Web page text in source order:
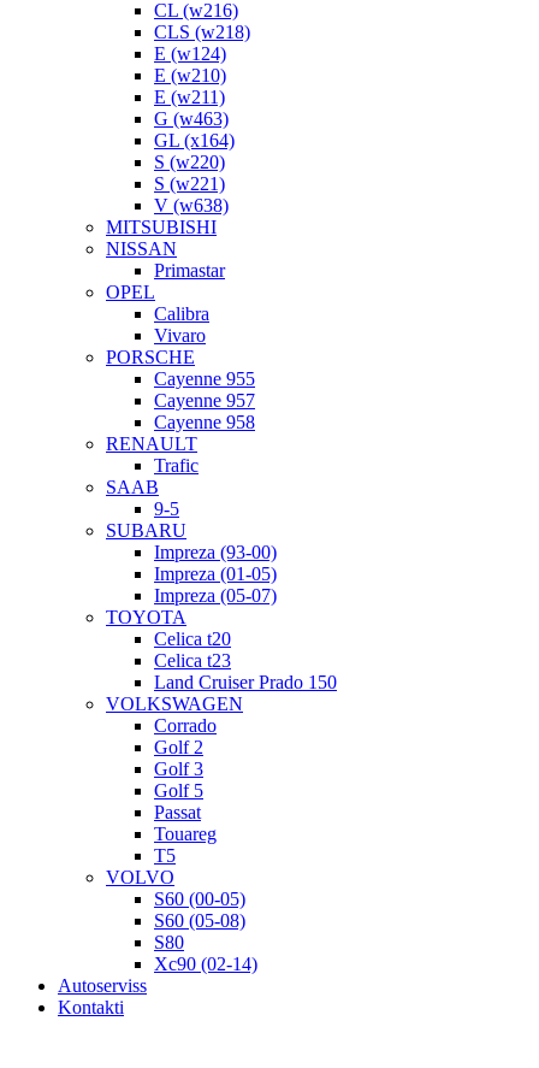
CL (w216)
CLS (w218)
E (w124)
E (w210)
E (w211)
G (w463)
GL (x164)
S (w220)
S (w221)
V (w638)
MITSUBISHI
NISSAN
Primastar
OPEL
Calibra
Vivaro
PORSCHE
Cayenne 955
Cayenne 957
Cayenne 958
RENAULT
Trafic
SAAB
9-5
SUBARU
Impreza (93-00)
Impreza (01-05)
Impreza (05-07)
TOYOTA
Celica t20
Celica t23
Land Cruiser Prado 150
VOLKSWAGEN
Corrado
Golf 2
Golf 3
Golf 5
Passat
Touareg
T5
VOLVO
S60 (00-05)
S60 (05-08)
S80
Xc90 (02-14)
Autoserviss
Kontakti